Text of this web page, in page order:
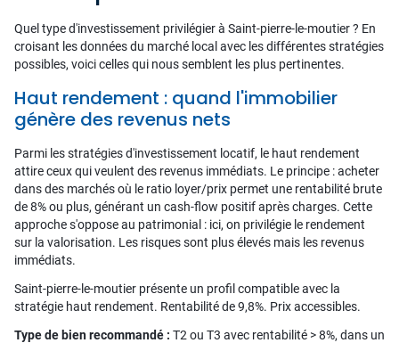
Quel type d'investissement privilégier à Saint-pierre-le-moutier ? En
croisant les données du marché local avec les différentes stratégies
possibles, voici celles qui nous semblent les plus pertinentes.
Haut rendement : quand l'immobilier
génère des revenus nets
Parmi les stratégies d'investissement locatif, le haut rendement
attire ceux qui veulent des revenus immédiats. Le principe : acheter
dans des marchés où le ratio loyer/prix permet une rentabilité brute
de 8% ou plus, générant un cash-flow positif après charges. Cette
approche s'oppose au patrimonial : ici, on privilégie le rendement
sur la valorisation. Les risques sont plus élevés mais les revenus
immédiats.
Saint-pierre-le-moutier présente un profil compatible avec la
stratégie haut rendement. Rentabilité de 9,8%. Prix accessibles.
Type de bien recommandé : T2 ou T3 avec rentabilité > 8%, dans un